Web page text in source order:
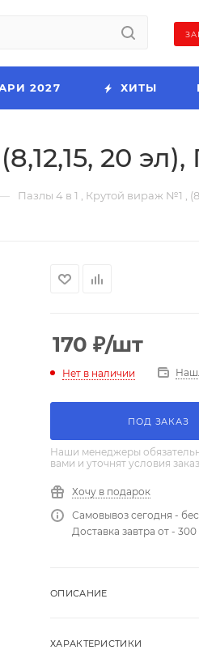
2027 ХИТЫ
20 эл),
Пазлы 4 в 1 , Крутой вираж №1 ,
170 ₽/шт
Нет в наличии
ПОД ЗАКАЗ
Наши менеджеры
вами и уточнят условия
Хочу в подарок
Самовывоз сегодня -
Доставка завтра от - 300
ОПИСАНИЕ
ХАРАКТЕРИСТИКИ